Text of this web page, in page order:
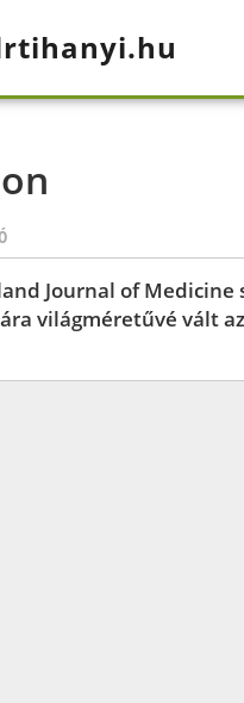
.hu
Journal of Medicine
világméretűvé vált az